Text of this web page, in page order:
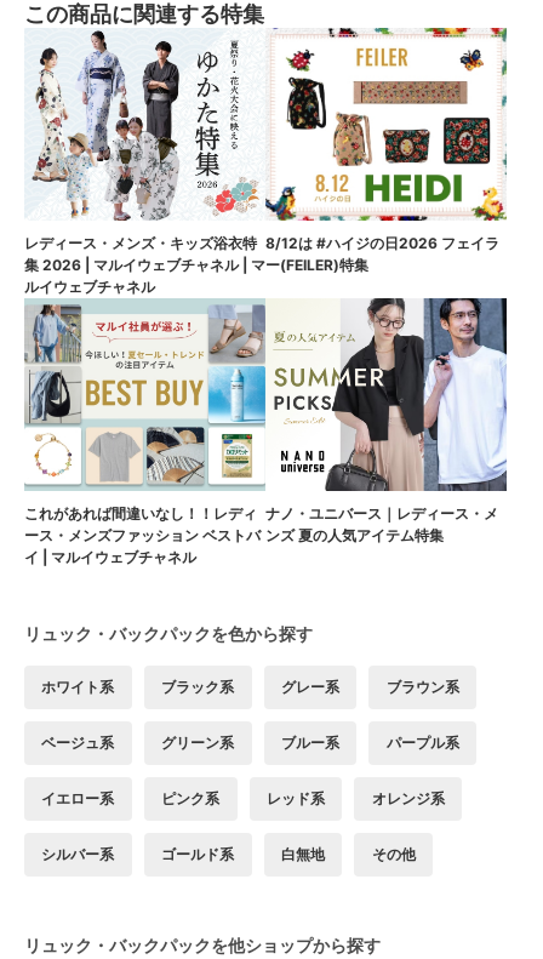
この商品に関連する特集
レディース・メンズ・キッズ浴衣特
集 2026 | マルイウェブチャネル | マ
ルイウェブチャネル
8/12は #ハイジの日2026 フェイラ
ー(FEILER)特集
これがあれば間違いなし！！レディ
ース・メンズファッション ベストバ
イ | マルイウェブチャネル
ナノ・ユニバース｜レディース・メ
ンズ 夏の人気アイテム特集
リュック・バックパックを色から探す
ホワイト系 ブラック系 グレー系 ブラウン系
ベージュ系 グリーン系 ブルー系 パープル系
イエロー系 ピンク系 レッド系 オレンジ系
シルバー系 ゴールド系 白無地 その他
リュック・バックパックを他ショップから探す